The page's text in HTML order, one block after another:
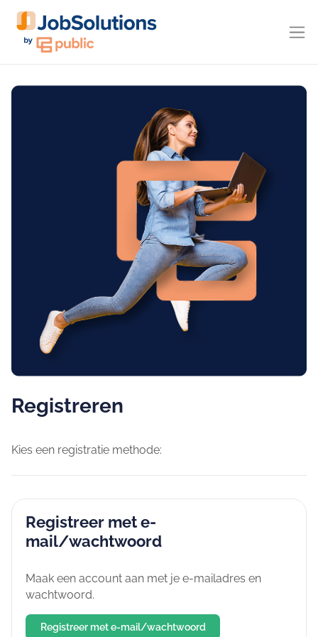
Registreren
Kies een registratie methode:
Registreer met e-
mail/wachtwoord
Maak een account aan met je e-mailadres en
wachtwoord.
Registreer met e-mail/wachtwoord